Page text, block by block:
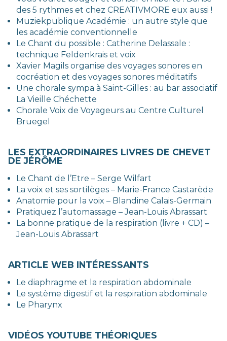
des 5 rythmes et chez CREATIVMORE eux aussi !
Muziekpublique Académie : un autre style que
les académie conventionnelle
Le Chant du possible : Catherine Delassale :
technique Feldenkrais et voix
Xavier Magils organise des voyages sonores en
cocréation et des voyages sonores méditatifs
Une chorale sympa à Saint-Gilles : au bar associatif
La Vieille Chéchette
Chorale Voix de Voyageurs au Centre Culturel
Bruegel
LES EXTRAORDINAIRES LIVRES DE CHEVET
DE JÉRÔME
Le Chant de l’Etre – Serge Wilfart
La voix et ses sortilèges – Marie-France Castarède
Anatomie pour la voix – Blandine Calais-Germain
Pratiquez l’automassage – Jean-Louis Abrassart
La bonne pratique de la respiration (livre + CD) –
Jean-Louis Abrassart
ARTICLE WEB INTÉRESSANTS
Le diaphragme et la respiration abdominale
Le système digestif et la respiration abdominale
Le Pharynx
VIDÉOS YOUTUBE THÉORIQUES